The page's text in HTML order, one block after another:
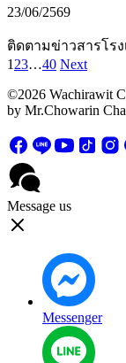
23/06/2569
ติดตามข่าวสารโร
1 23…40 Next
©2026 Wachirawit
by Mr.Chowarin
Message us
Messenger